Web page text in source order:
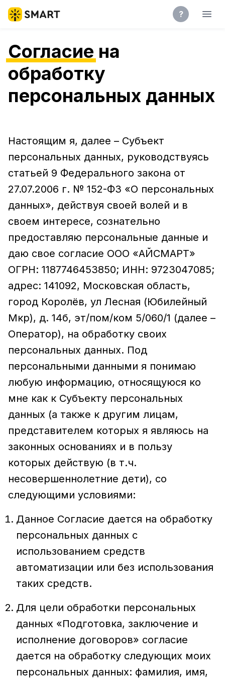
?
Согласие на
обработку
персональных данных
Настоящим я, далее – Субъект
персональных данных, руководствуясь
статьей 9 Федерального закона от
27.07.2006 г. № 152-ФЗ «О персональных
данных», действуя своей волей и в
своем интересе, сознательно
предоставляю персональные данные и
даю свое согласие ООО «АЙСМАРТ»
ОГРН: 1187746453850; ИНН: 9723047085;
адрес: 141092, Московская область,
город Королёв, ул Лесная (Юбилейный
Мкр), д. 14б, эт/пом/ком 5/060/1 (далее –
Оператор), на обработку своих
персональных данных. Под
персональными данными я понимаю
любую информацию, относящуюся ко
мне как к Субъекту персональных
данных (а также к другим лицам,
представителем которых я являюсь на
законных основаниях и в пользу
которых действую (в т.ч.
несовершеннолетние дети), со
следующими условиями:
Данное Согласие дается на обработку
персональных данных с
использованием средств
автоматизации или без использования
таких средств.
Для цели обработки персональных
данных «Подготовка, заключение и
исполнение договоров» согласие
дается на обработку следующих моих
персональных данных: фамилия, имя,